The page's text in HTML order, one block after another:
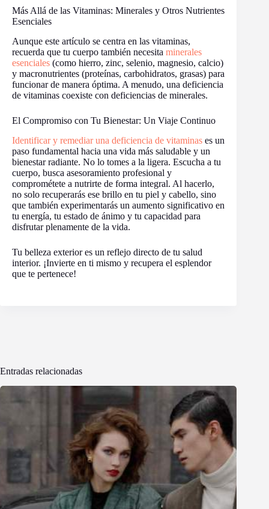
Más Allá de las Vitaminas: Minerales y Otros Nutrientes
Esenciales
Aunque este artículo se centra en las vitaminas,
recuerda que tu cuerpo también necesita minerales
esenciales (como hierro, zinc, selenio, magnesio, calcio)
y macronutrientes (proteínas, carbohidratos, grasas) para
funcionar de manera óptima. A menudo, una deficiencia
de vitaminas coexiste con deficiencias de minerales.
El Compromiso con Tu Bienestar: Un Viaje Continuo
Identificar y remediar una deficiencia de vitaminas es un
paso fundamental hacia una vida más saludable y un
bienestar radiante. No lo tomes a la ligera. Escucha a tu
cuerpo, busca asesoramiento profesional y
comprométete a nutrirte de forma integral. Al hacerlo,
no solo recuperarás ese brillo en tu piel y cabello, sino
que también experimentarás un aumento significativo en
tu energía, tu estado de ánimo y tu capacidad para
disfrutar plenamente de la vida.
Tu belleza exterior es un reflejo directo de tu salud
interior. ¡Invierte en ti mismo y recupera el esplendor
que te pertenece!
Entradas relacionadas